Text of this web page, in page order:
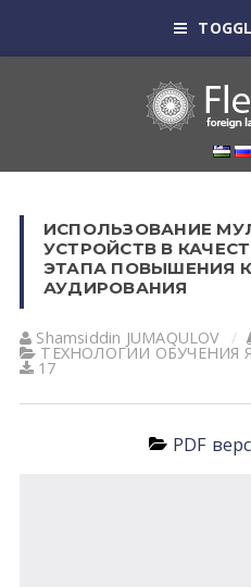
ИСПОЛЬЗОВАНИЕ
УСТРОЙСТВ В
ЭТАПА ПОВЫШЕНИЯ
АУДИРОВАНИЯ
Shamsiddin JUMАQULOV
ТЕХНОЛОГИИ ОБУЧЕНИЯ
17
PDF